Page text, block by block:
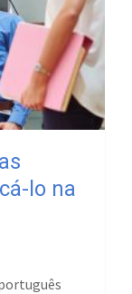
lo na